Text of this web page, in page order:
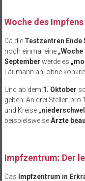
Woche des Impfens
Da die Testzentren Ende
noch einmal eine
September werde es
Laumann an, ohne
Und ab dem 1. Oktober
geben: An drei Stellen
und Kreise
beispielsweiseÄrzte
Impfzentrum: Der
Das Impfzentrum in